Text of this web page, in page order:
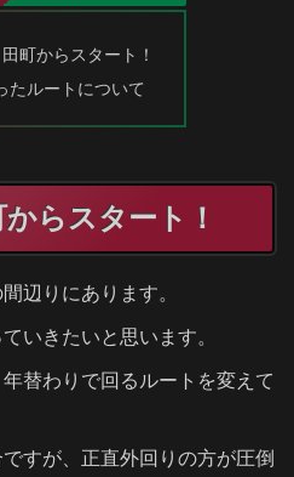
町からスタート！
たルートについて
らスタート！
辺りにあります。
いきたいと思います。
替わりで回るルートを変えて
すが、正直外回りの方が圧倒